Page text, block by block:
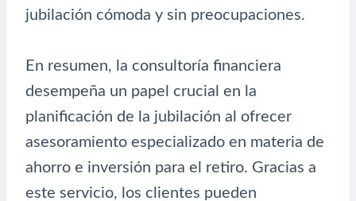
jubilación cómoda y sin preocupaciones.
En resumen, la consultoría financiera
desempeña un papel crucial en la
planificación de la jubilación al ofrecer
asesoramiento especializado en materia de
ahorro e inversión para el retiro. Gracias a
este servicio, los clientes pueden